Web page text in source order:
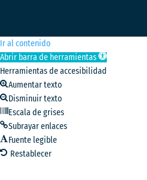
Ir al contenido
Abrir barra de herramientas
Herramientas de accesibilidad
Aumentar texto
Disminuir texto
Escala de grises
Subrayar enlaces
Fuente legible
Restablecer